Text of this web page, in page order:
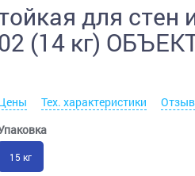
для стен
(14 кг)
Тех. характеристики
15 кг